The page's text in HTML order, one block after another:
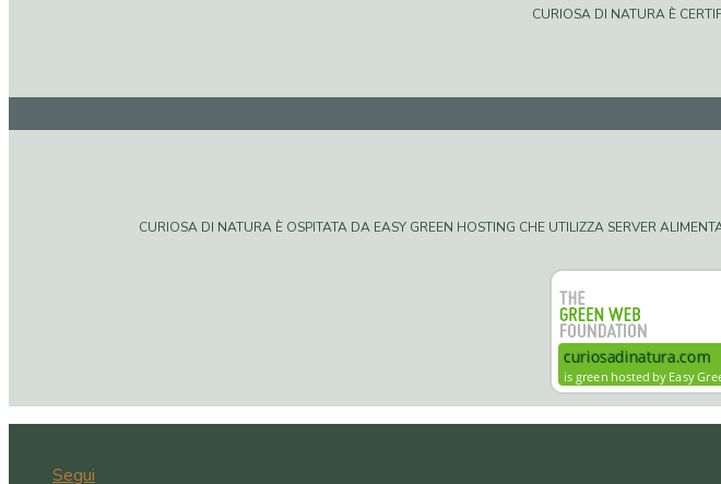
CURIOSA DI NATURA È
CURIOSA DI NATURA È OSPITATA DA EASY GREEN HOSTING CHE UTILIZZA SERVER
Segui